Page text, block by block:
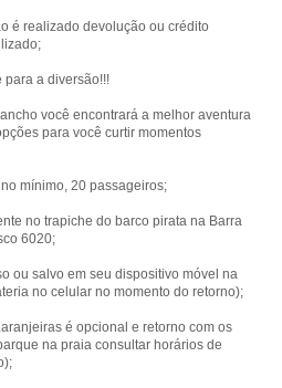
é realizado devolução ou crédito
para a diversão!!!
você encontrará a melhor aventura
para você curtir momentos
mínimo, 20 passageiros;
no trapiche do barco pirata na Barra
6020;
ou salvo em seu dispositivo móvel na
no celular no momento do retorno);
é opcional e retorno com os
na praia consultar horários de